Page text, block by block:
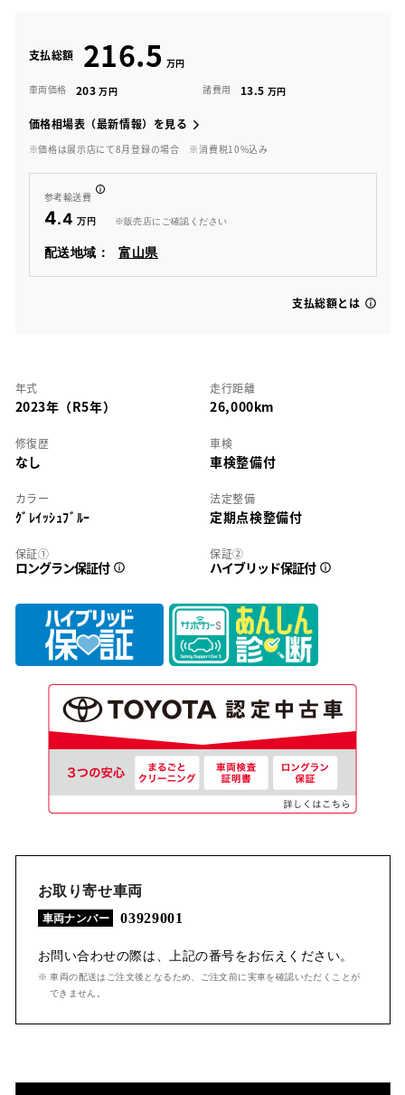
支払総額 216.5
車両価格 203 諸費用 13.5
価格相場表（最新情報）を見る
※価格は展示店にて8月登録の場合 ※消費税10%込み
参考輸送費
4.4 ※販売店にご確認ください
配送地域： 富山県
支払総額とは
年式
2023年（R5年）
走行距離
26,000km
修復歴
なし
車検
車検整備付
カラー
ｸﾞﾚｲｯｼｭﾌﾞﾙｰ
法定整備
定期点検整備付
保証①
ロングラン保証付
保証②
ハイブリッド保証付
お取り寄せ車両
車両ナンバー 03929001
お問い合わせの際は、上記の番号をお伝えください。
※ 車両の配送はご注文後となるため、ご注文前に実車を確認いただくことが
できません。